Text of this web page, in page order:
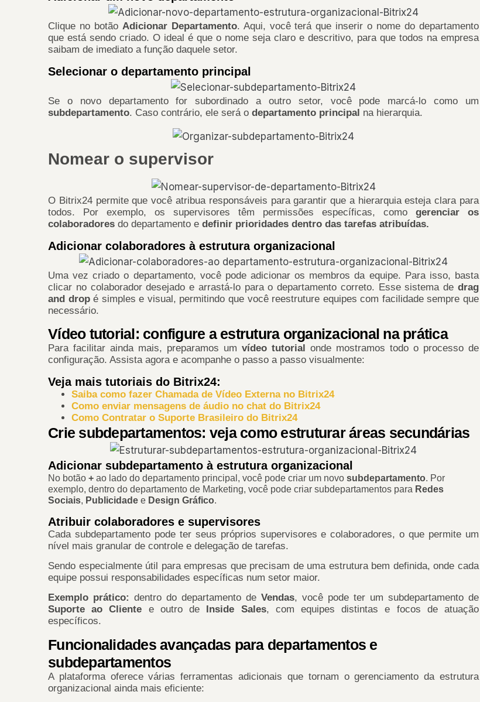
Clique no botão Adicionar Departamento. Aqui, você terá que inserir o nome do departamento
que está sendo criado. O ideal é que o nome seja claro e descritivo, para que todos na empresa
saibam de imediato a função daquele setor.
Selecionar o departamento principal
Se o novo departamento for subordinado a outro setor, você pode marcá-lo como um
subdepartamento. Caso contrário, ele será o departamento principal na hierarquia.
Nomear o supervisor
O Bitrix24 permite que você atribua responsáveis para garantir que a hierarquia esteja clara para
todos. Por exemplo, os supervisores têm permissões específicas, como gerenciar os
colaboradores do departamento e definir prioridades dentro das tarefas atribuídas.
Adicionar colaboradores à estrutura organizacional
Uma vez criado o departamento, você pode adicionar os membros da equipe. Para isso, basta
clicar no colaborador desejado e arrastá-lo para o departamento correto. Esse sistema de drag
and dropé simples e visual, permitindo que você reestruture equipes com facilidade sempre que
necessário.
Vídeo tutorial: configure a estrutura organizacional na prática
Para facilitar ainda mais, preparamos um vídeo tutorial
onde mostramos todo o processo de
configuração. Assista agora e acompanhe o passo a passo visualmente:
Veja mais tutoriais do Bitrix24:
Saiba como fazer Chamada de Vídeo Externa no Bitrix24
Como enviar mensagens de áudio no chat do Bitrix24
Como Contratar o Suporte Brasileiro do Bitrix24
Crie subdepartamentos: veja como estruturar áreas secundárias
Adicionar subdepartamento à estrutura organizacional
No botão + ao lado do departamento principal, você pode criar um novo subdepartamento. Por
exemplo, dentro do departamento de Marketing, você pode criar subdepartamentos para Redes
Sociais, Publicidade e Design Gráfico.
Atribuir colaboradores e supervisores
Cada subdepartamento pode ter seus próprios supervisores e colaboradores, o que permite um
nível mais granular de controle e delegação de tarefas.
Sendo especialmente útil para empresas que precisam de uma estrutura bem definida, onde cada
equipe possui responsabilidades específicas num setor maior.
Exemplo prático: dentro do departamento de Vendas, você pode ter um subdepartamento de
Suporte ao Cliente e outro de Inside Sales, com equipes distintas e focos de atuação
específicos.
Funcionalidades avançadas para departamentos e
subdepartamentos
A plataforma oferece várias ferramentas adicionais que tornam o gerenciamento da estrutura
organizacional ainda mais eficiente: